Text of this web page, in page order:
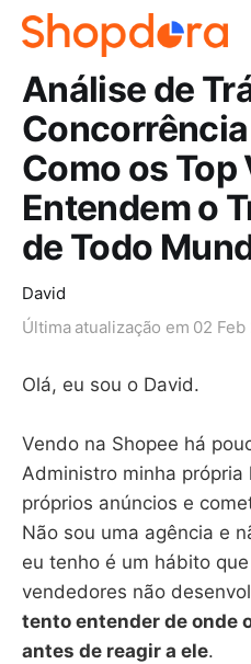
Análise de
Como os
Entendem o
de Todo
David
Última atualização em 02 Feb
Olá, eu sou o David.
Vendo na Shopee há
Administro minha própria
próprios anúncios e
Não sou uma agência e
eu tenho é um hábito
vendedores não
tento entender de onde
antes de reagir a ele.